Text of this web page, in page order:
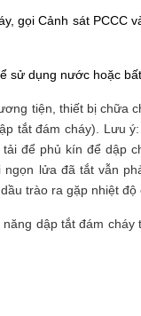
gọi Cảnh sát PCCC
sử dụng nước hoặc
tiện, thiết bị chữa
tắt đám cháy). Lưu
để phủ kín để dập
lửa đã tắt vẫn
trào ra gặp nhiệt
dập tắt đám